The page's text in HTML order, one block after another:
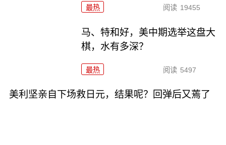
最热 阅读 19455
马、特和好，美中期选举这盘大
棋，水有多深？
最热 阅读 5497
美利坚亲自下场救日元，结果呢？回弹后又蔫了